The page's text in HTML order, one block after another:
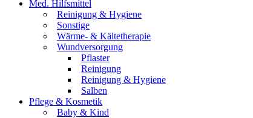
Med. Hilfsmittel
Reinigung & Hygiene
Sonstige
Wärme- & Kältetherapie
Wundversorgung
Pflaster
Reinigung
Reinigung & Hygiene
Salben
Pflege & Kosmetik
Baby & Kind